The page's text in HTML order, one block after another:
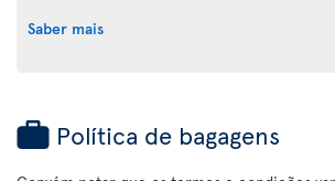
Saber mais
Política de bagagens